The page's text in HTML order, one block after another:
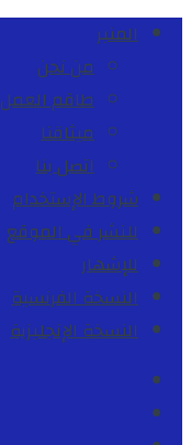
المنبر
من نحن
طاقم العمل
ميثاقنا
اتصل بنا
شروط الإستخدام
للنشر في الموقع
للإشهار
النسخة الفرنسية
النسخة الإنجليزية